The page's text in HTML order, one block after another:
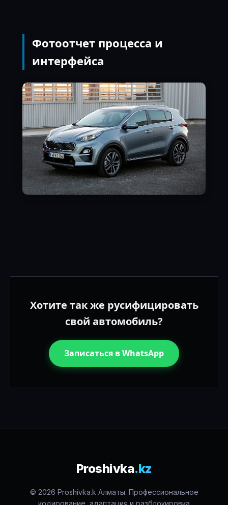
Фотоотчет процесса и
интерфейса
Хотите так же русифицировать
свой автомобиль?
Записаться в WhatsApp
Proshivka.kz
© 2026 Proshivka.k Алматы. Профессиональное
кодирование, адаптация и разблокировка